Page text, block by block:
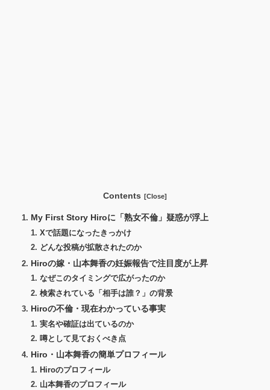
Contents
My First Story Hiroに「熟女不倫」疑惑が浮上
Xで話題になったきっかけ
どんな投稿が拡散されたのか
Hiroの嫁・山本舞香の妊娠報告で注目度が上昇
なぜこのタイミングで広がったのか
検索されている「相手は誰？」の背景
Hiroの不倫・現在わかっている事実
実名や確証は出ているのか
噂として見ておくべき点
Hiro・山本舞香の簡単プロフィール
Hiroのプロフィール
山本舞香のプロフィール